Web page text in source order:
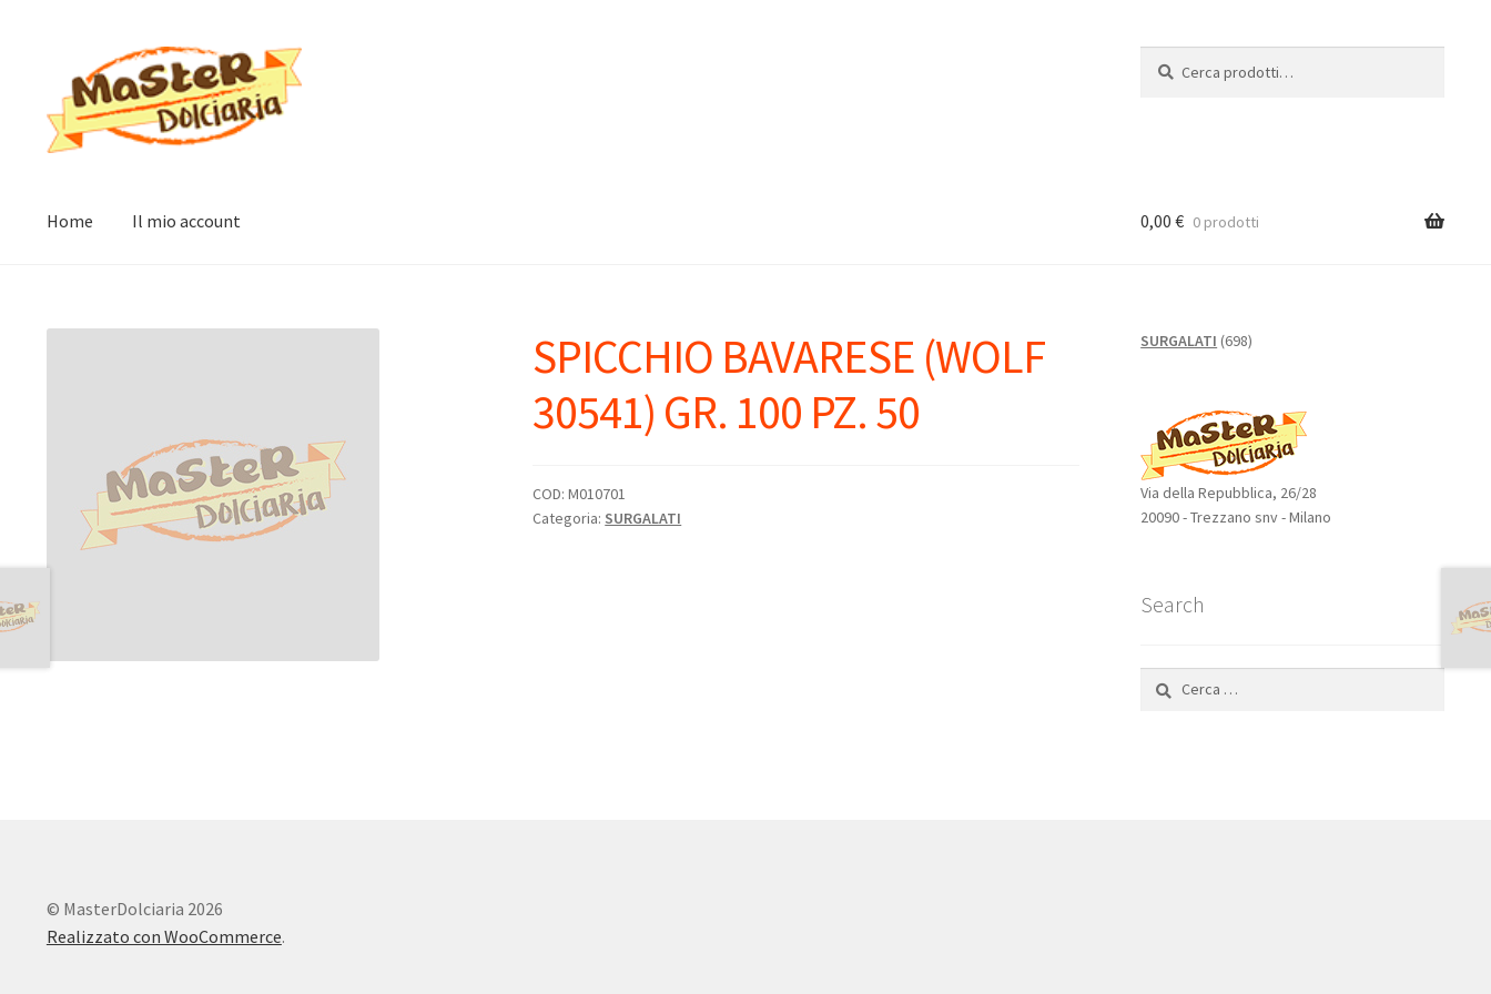
alla
navigazione
contenuto
Home Il mio account 0,00€ 0 prodotti
SPICCHIO BAVARESE (WOLF
30541) GR. 100 PZ. 50
COD:M010701
Categoria: SURGALATI
SURGALATI 698698
Via della Repubblica, 26/28
20090 - Trezzano snv - Milano
Search
per:
© MasterDolciaria 2026
Realizzato con WooCommerce.